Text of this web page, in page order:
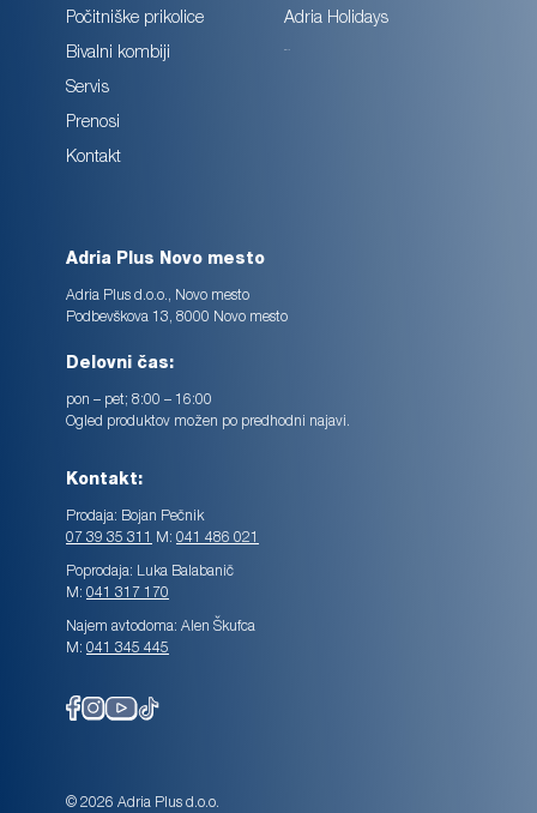
Počitniške prikolice
Bivalni kombiji
Servis
Prenosi
Kontakt
Adria Holidays
Sun Living
Adria Plus Novo mesto
Adria Plus d.o.o., Novo mesto
Podbevškova 13, 8000 Novo mesto
Delovni čas:
pon – pet; 8:00 – 16:00
Ogled produktov možen po predhodni najavi.
Kontakt:
Prodaja: Bojan Pečnik
07 39 35 311
M: 041 486 021
Poprodaja: Luka Balabanič
M: 041 317 170
Najem avtodoma: Alen Škufca
M: 041 345 445
© 2026 Adria Plus d.o.o.